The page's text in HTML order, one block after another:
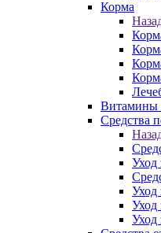
Корма
Витамины
Средства
Уход
Уход
Уход
Уход